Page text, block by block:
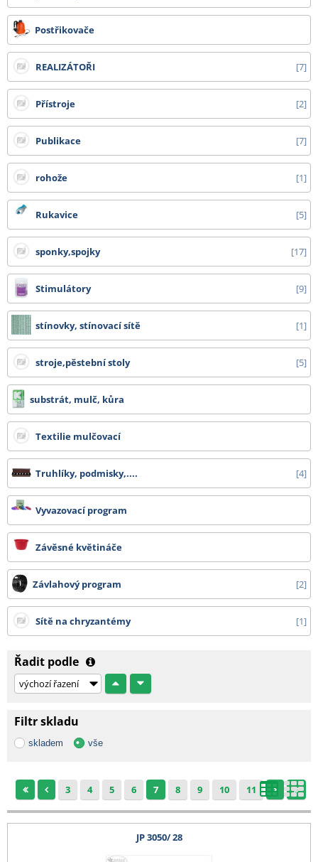
Postřikovače
REALIZÁTOŘI 7
Přístroje 2
Publikace 7
rohože 1
Rukavice 5
sponky,spojky 17
Stimulátory 9
stínovky, stínovací sítě 1
stroje,pěstební stoly 5
substrát, mulč, kůra
Textilie mulčovací
Truhlíky, podmisky,.... 4
Vyvazovací program
Závěsné květináče
Závlahový program 2
Sítě na chryzantémy 1
Řadit podle
Filtr skladu
skladem vše
3 4 5 6 7 8 9 10 11
JP 3050/ 28